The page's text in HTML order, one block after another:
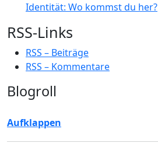
Identität: Wo kommst du her?
RSS-Links
RSS – Beiträge
RSS – Kommentare
Blogroll
Aufklappen